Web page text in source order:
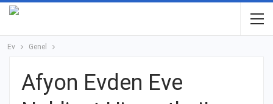
Ev Genel
Afyon Evden Eve